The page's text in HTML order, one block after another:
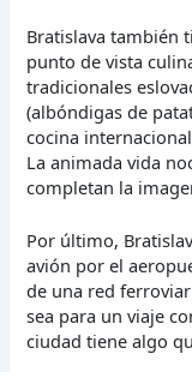
Bratislava también
punto de vista
tradicionales
(albóndigas de
cocina
La animada vida
completan la
Por último,
avión por el
de una red
sea para un viaje
ciudad tiene algo